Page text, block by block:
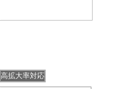
高拡大率対応